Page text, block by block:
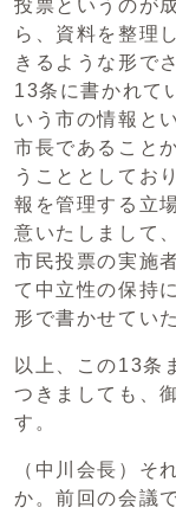
投票というのが
ら、資料を整理
きるような形で
13条に書かれて
いう市の情報と
市長であること
うこととしてお
報を管理する立
意いたしまして
市民投票の実施
て中立性の保持
形で書かせてい
以上、この13条
つきましても、
す。
（中川会長）そ
か。前回の会議